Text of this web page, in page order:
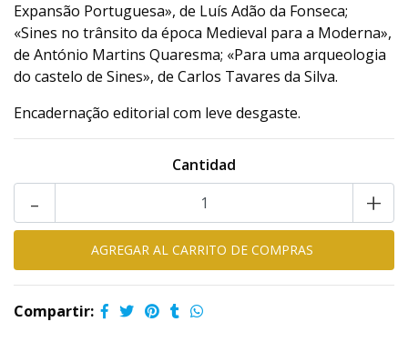
Expansão Portuguesa», de Luís Adão da Fonseca;
«Sines no trânsito da época Medieval para a Moderna»,
de António Martins Quaresma; «Para uma arqueologia
do castelo de Sines», de Carlos Tavares da Silva.
Encadernação editorial com leve desgaste.
Cantidad
+
-
Compartir: